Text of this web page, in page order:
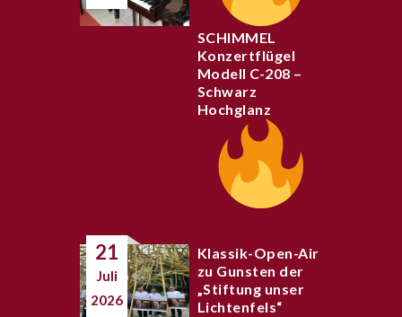
SCHIMMEL
Konzertflügel
Modell C-208 –
Schwarz
Hochglanz
21
Juli
2026
Klassik-Open-Air
zu Gunsten der
„Stiftung unser
Lichtenfels“